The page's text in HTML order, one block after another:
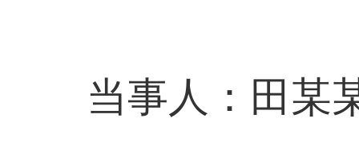
当事人：田某